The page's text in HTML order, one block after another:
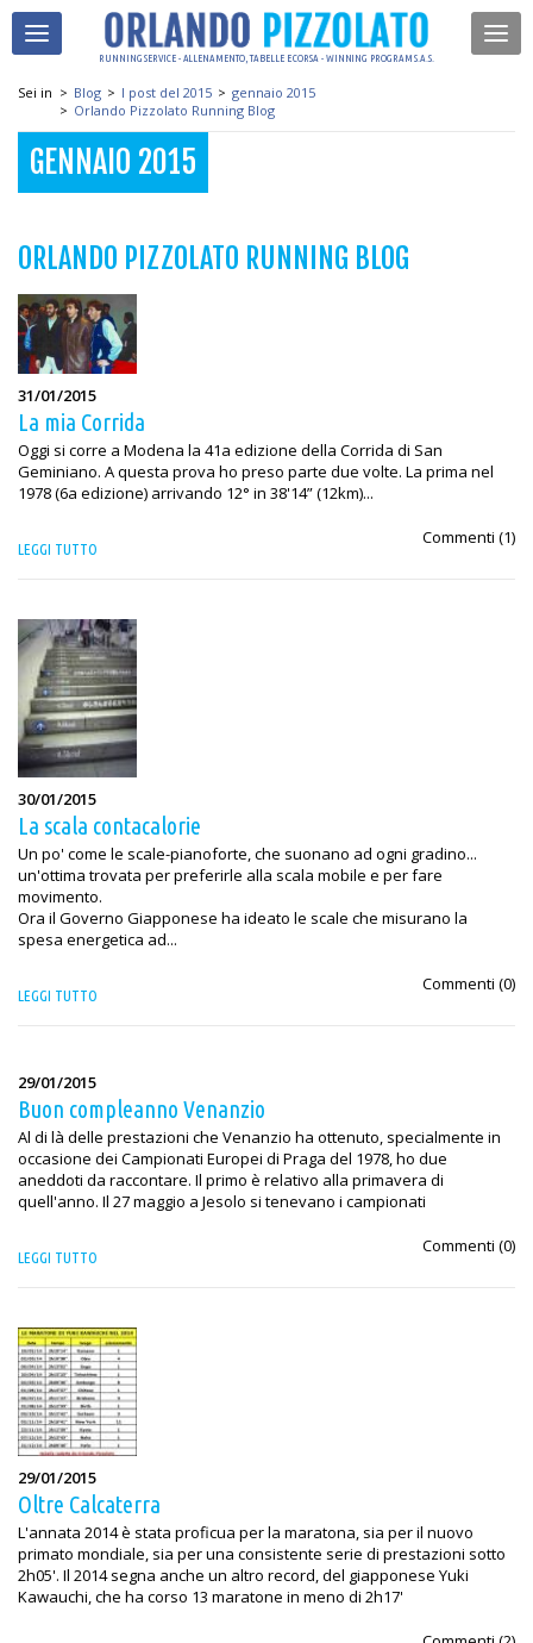
RUNNING SERVICE - ALLENAMENTO, TABELLE E CORSA - WINNING PROGRAM S.A.S.
Sei in > Blog > I post del 2015 > gennaio 2015
> Orlando Pizzolato Running Blog
GENNAIO 2015
ORLANDO PIZZOLATO RUNNING BLOG
31/01/2015
La mia Corrida
Oggi si corre a Modena la 41a edizione della Corrida di San
Geminiano. A questa prova ho preso parte due volte. La prima nel
1978 (6a edizione) arrivando 12° in 38'14” (12km)...
LEGGI TUTTO
Commenti (1)
30/01/2015
La scala contacalorie
Un po' come le scale-pianoforte, che suonano ad ogni gradino...
un'ottima trovata per preferirle alla scala mobile e per fare
movimento.
Ora il Governo Giapponese ha ideato le scale che misurano la
spesa energetica ad...
LEGGI TUTTO
Commenti (0)
29/01/2015
Buon compleanno Venanzio
Al di là delle prestazioni che Venanzio ha ottenuto, specialmente in
occasione dei Campionati Europei di Praga del 1978, ho due
aneddoti da raccontare. Il primo è relativo alla primavera di
quell'anno. Il 27 maggio a Jesolo si tenevano i campionati
LEGGI TUTTO
Commenti (0)
29/01/2015
Oltre Calcaterra
L'annata 2014 è stata proficua per la maratona, sia per il nuovo
primato mondiale, sia per una consistente serie di prestazioni sotto
2h05'. Il 2014 segna anche un altro record, del giapponese Yuki
Kawauchi, che ha corso 13 maratone in meno di 2h17'